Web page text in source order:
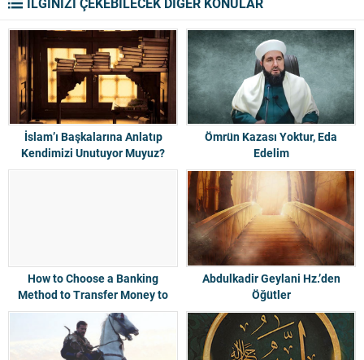
İslam’ı Başkalarına Anlatıp
Kendimizi Unutuyor Muyuz?
Ömrün Kazası Yoktur, Eda
Edelim
How to Choose a Banking
Method to Transfer Money to
your favorite online casino
Abdulkadir Geylani Hz.’den
Öğütler